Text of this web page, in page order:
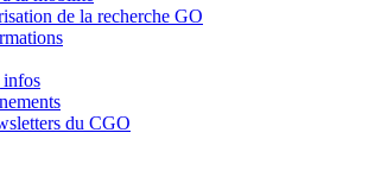
de la recherche GO
du CGO